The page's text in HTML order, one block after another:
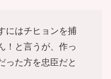
にはチヒョンを捕
！と言うが、作っ
った方を忠臣だと